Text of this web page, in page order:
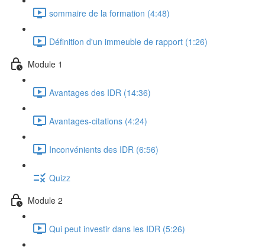
sommaire de la formation (4:48)
Définition d'un immeuble de rapport (1:26)
Module 1
Avantages des IDR (14:36)
Avantages-citations (4:24)
Inconvénients des IDR (6:56)
Quizz
Module 2
Qui peut investir dans les IDR (5:26)